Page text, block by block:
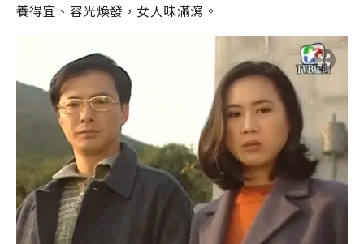
養得宜、容光煥發，女人味滿瀉。